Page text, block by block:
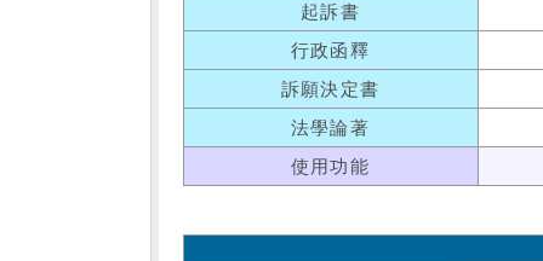
起訴書
行政函釋
訴願決定書
法學論著
使用功能